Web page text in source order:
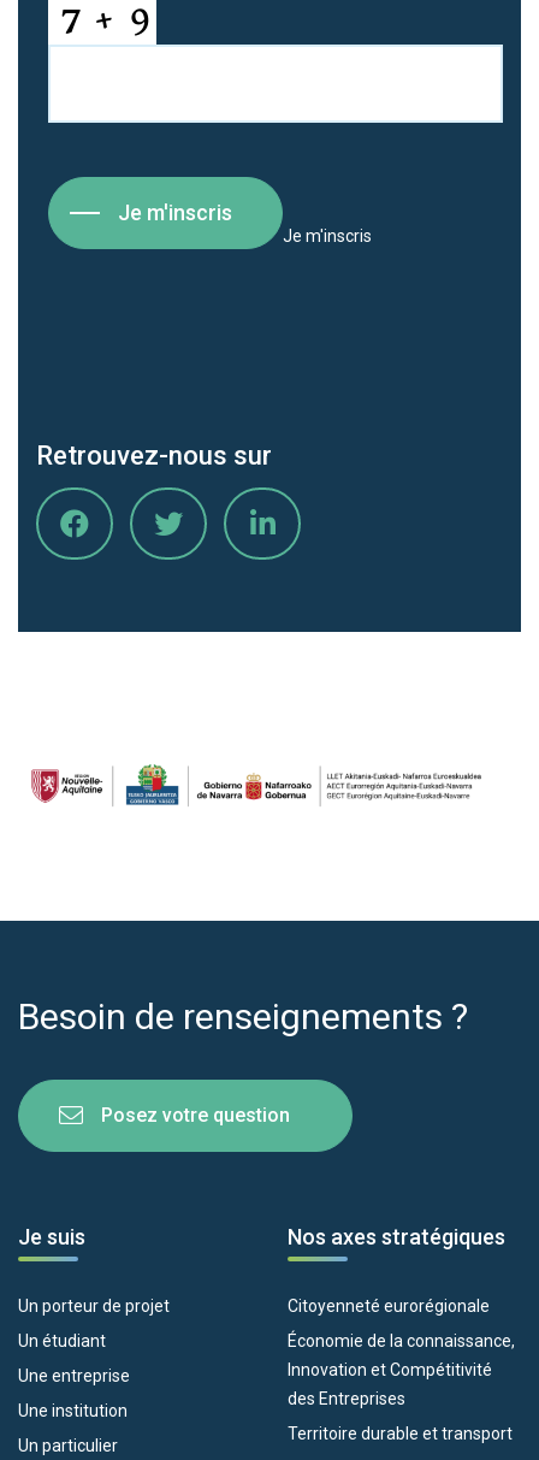
Je m'inscris
Je m'inscris
Retrouvez-nous sur
Besoin de renseignements ?
Posez votre question
Je suis
Un porteur de projet
Un étudiant
Une entreprise
Une institution
Un particulier
Nos axes stratégiques
Citoyenneté eurorégionale
Économie de la connaissance,
Innovation et Compétitivité
des Entreprises
Territoire durable et transport